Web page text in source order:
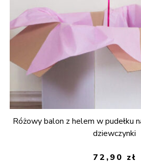
Różowy balon z helem w pudełku
dziewczynki
72,90 zł